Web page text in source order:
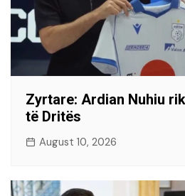
Zyrtare: Ardian Nuhiu
të Dritës
August 10, 2026